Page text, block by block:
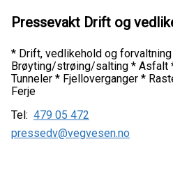
Pressevakt Drift og
* Drift, vedlikehold og
Brøyting/strøing/salting * Asfalt
Tunneler * Fjelloverganger *
Ferje
Tel: 479 05 472
pressedv@vegvesen.no